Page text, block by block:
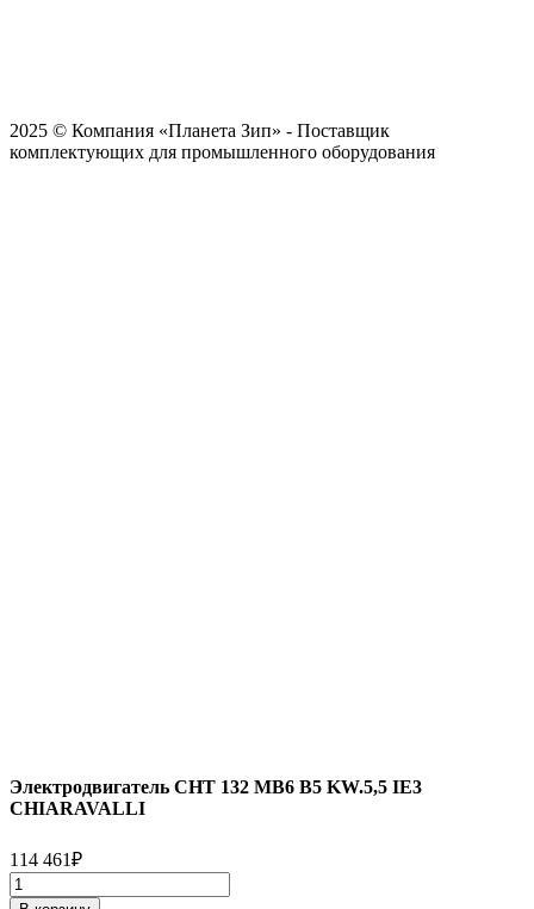
2025 © Компания «Планета Зип» - Поставщик
комплектующих для промышленного оборудования
Электродвигатель CHT 132 MB6 B5 KW.5,5 IE3
CHIARAVALLI
114 461₽
Количество
товара